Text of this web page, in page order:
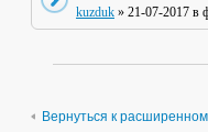
kuzduk » 21-07-2017 в
Вернуться к